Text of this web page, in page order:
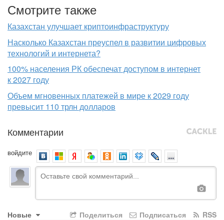
Смотрите также
Казахстан улучшает криптоинфраструктуру
Насколько Казахстан преуспел в развитии цифровых
технологий и интернета?
100% населения РК обеспечат доступом в интернет
к 2027 году
Объем мгновенных платежей в мире к 2029 году
превысит 110 трлн долларов
Комментарии
войдите
Новые RSS
Подписаться
Поделиться